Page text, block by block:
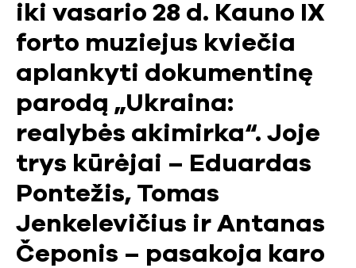
iki vasario 28 d. Kauno IX
forto muziejus kviečia
aplankyti dokumentinę
parodą „Ukraina:
realybės akimirka“. Joje
trys kūrėjai – Eduardas
Pontežis, Tomas
Jenkelevičius ir Antanas
Čeponis – pasakoja karo